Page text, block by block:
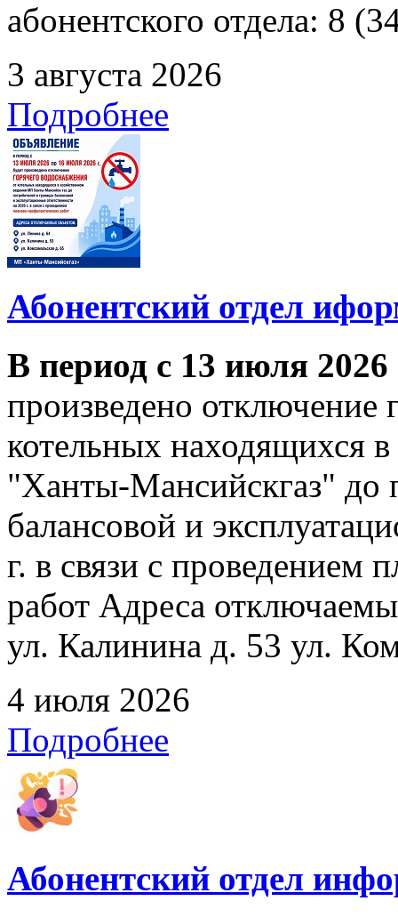
абонентского отдела: 8
3 августа 2026
Подробнее
Абонентский отдел
В период с 13 июля
произведено отключение
котельных находящихся
"Ханты-Мансийскгаз" до
балансовой и
г. в связи с проведением
работ Адреса
ул. Калинина д. 53 ул.
4 июля 2026
Подробнее
Абонентский отдел